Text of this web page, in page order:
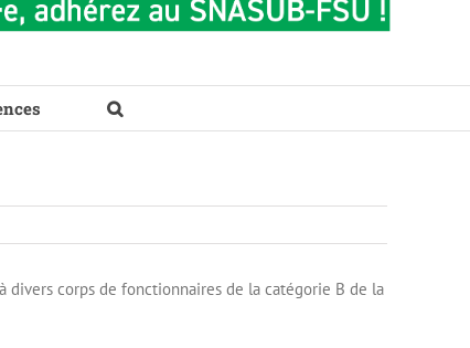
corps de fonctionnaires de la catégorie B de la